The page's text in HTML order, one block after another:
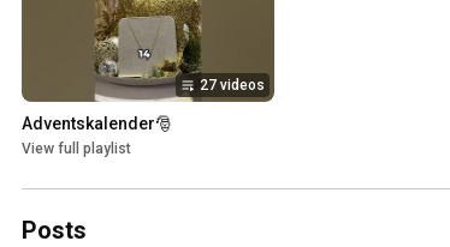
27 videos
Adventskalender🎅
View full playlist
Posts